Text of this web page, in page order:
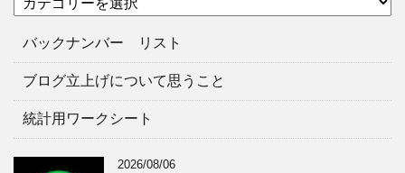
イ
テ
リ
バックナンバー リスト
ブログ立上げについて思うこと
統計用ワークシート
2026/08/06